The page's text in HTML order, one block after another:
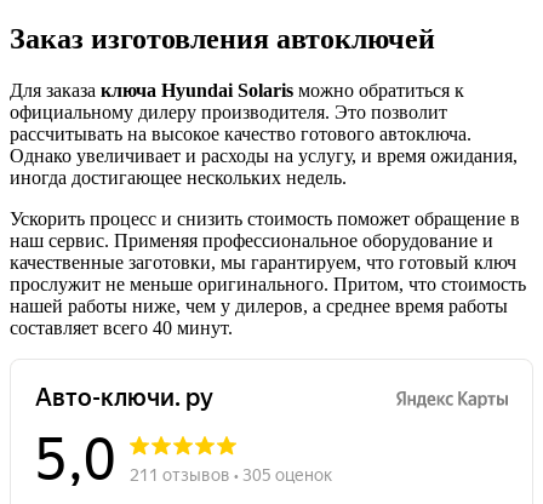
Заказ изготовления автоключей
Для заказа ключа Hyundai Solaris можно обратиться к
официальному дилеру производителя. Это позволит
рассчитывать на высокое качество готового автоключа.
Однако увеличивает и расходы на услугу, и время ожидания,
иногда достигающее нескольких недель.
Ускорить процесс и снизить стоимость поможет обращение в
наш сервис. Применяя профессиональное оборудование и
качественные заготовки, мы гарантируем, что готовый ключ
прослужит не меньше оригинального. Притом, что стоимость
нашей работы ниже, чем у дилеров, а среднее время работы
составляет всего 40 минут.